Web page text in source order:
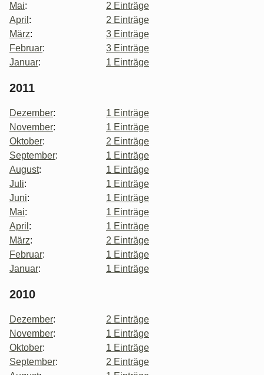
Mai:
2 Einträge
April :
2 Einträge
März:
3 Einträge
Februar:
3 Einträge
Januar: 1 Einträge
2011
Dezember:
1 Einträge
November:
1 Einträge
Oktober:
2 Einträge
September:
1 Einträge
August:
1 Einträge
Juli:
1 Einträge
Juni:
1 Einträge
Mai:
1 Einträge
April :
1 Einträge
März:
2 Einträge
Februar:
1 Einträge
Januar: 1 Einträge
2010
Dezember:
2 Einträge
November:
1 Einträge
Oktober:
1 Einträge
September:
2 Einträge